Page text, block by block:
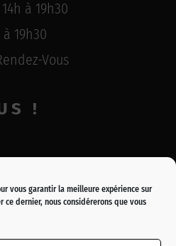
vous garantir la meilleure expérience sur
dernier, nous considérerons que vous
à 19h30
19h30
Vous
!